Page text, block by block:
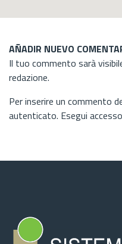
AÑADIR NUEVO
Il tuo commento sarà
redazione.
Per inserire un commento
autenticato. Esegui